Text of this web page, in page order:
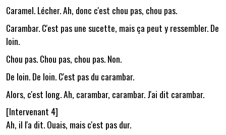
Caramel. Lécher. Ah, donc c'est chou pas, chou pas.
Carambar. C'est pas une sucette, mais ça peut y ressembler. De
loin.
Chou pas. Chou pas, chou pas. Non.
De loin. De loin. C'est pas du carambar.
Alors, c'est long. Ah, carambar, carambar. J'ai dit carambar.
[Intervenant 4]
Ah, il l'a dit. Ouais, mais c'est pas dur.